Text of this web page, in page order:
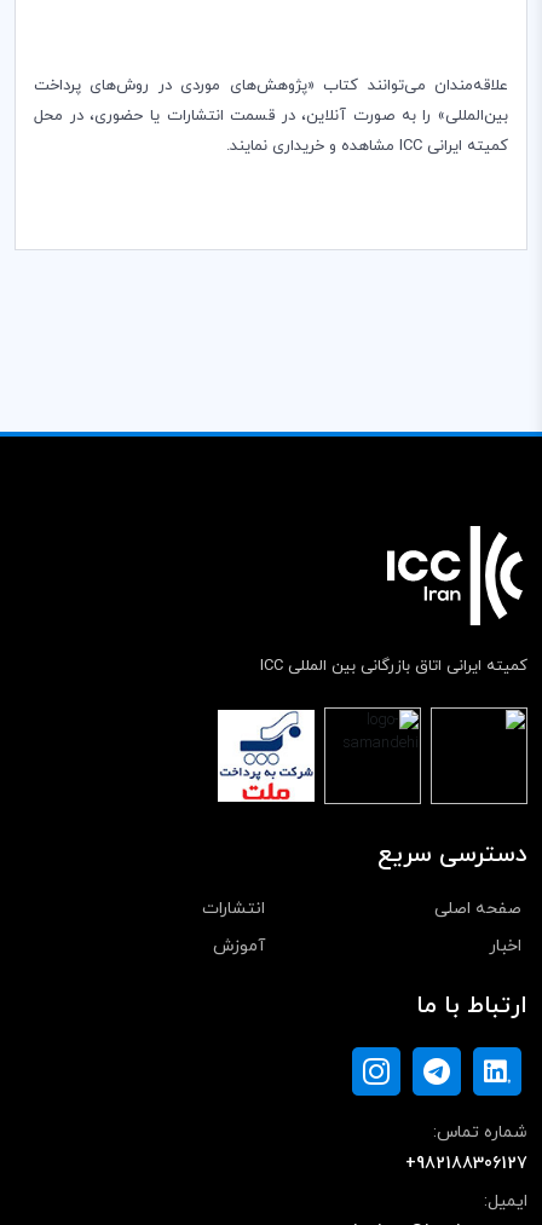
علاقه‌مندان می‌توانند کتاب «پژوهش‌های موردی در روش‌های پرداخت
بین‌المللی» را به صورت آنلاین، در قسمت انتشارات یا حضوری، در محل
کمیته ایرانی ICC مشاهده و خریداری نمایند.
کمیته ایرانی اتاق بازرگانی بین المللی ICC
دسترسی سریع
صفحه اصلی
انتشارات
اخبار
آموزش
ارتباط با ما
شماره تماس:
+982188306127
ایمیل: